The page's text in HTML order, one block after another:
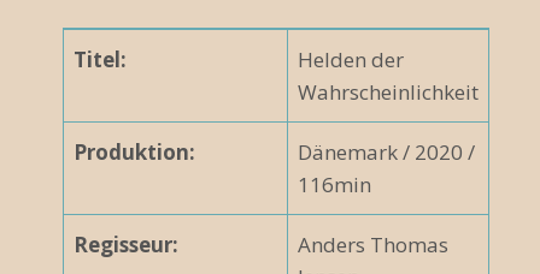
Titel:
Helden der
Wahrscheinlichkeit
Produktion:
Dänemark / 2020 /
116min
Regisseur:
Anders Thomas